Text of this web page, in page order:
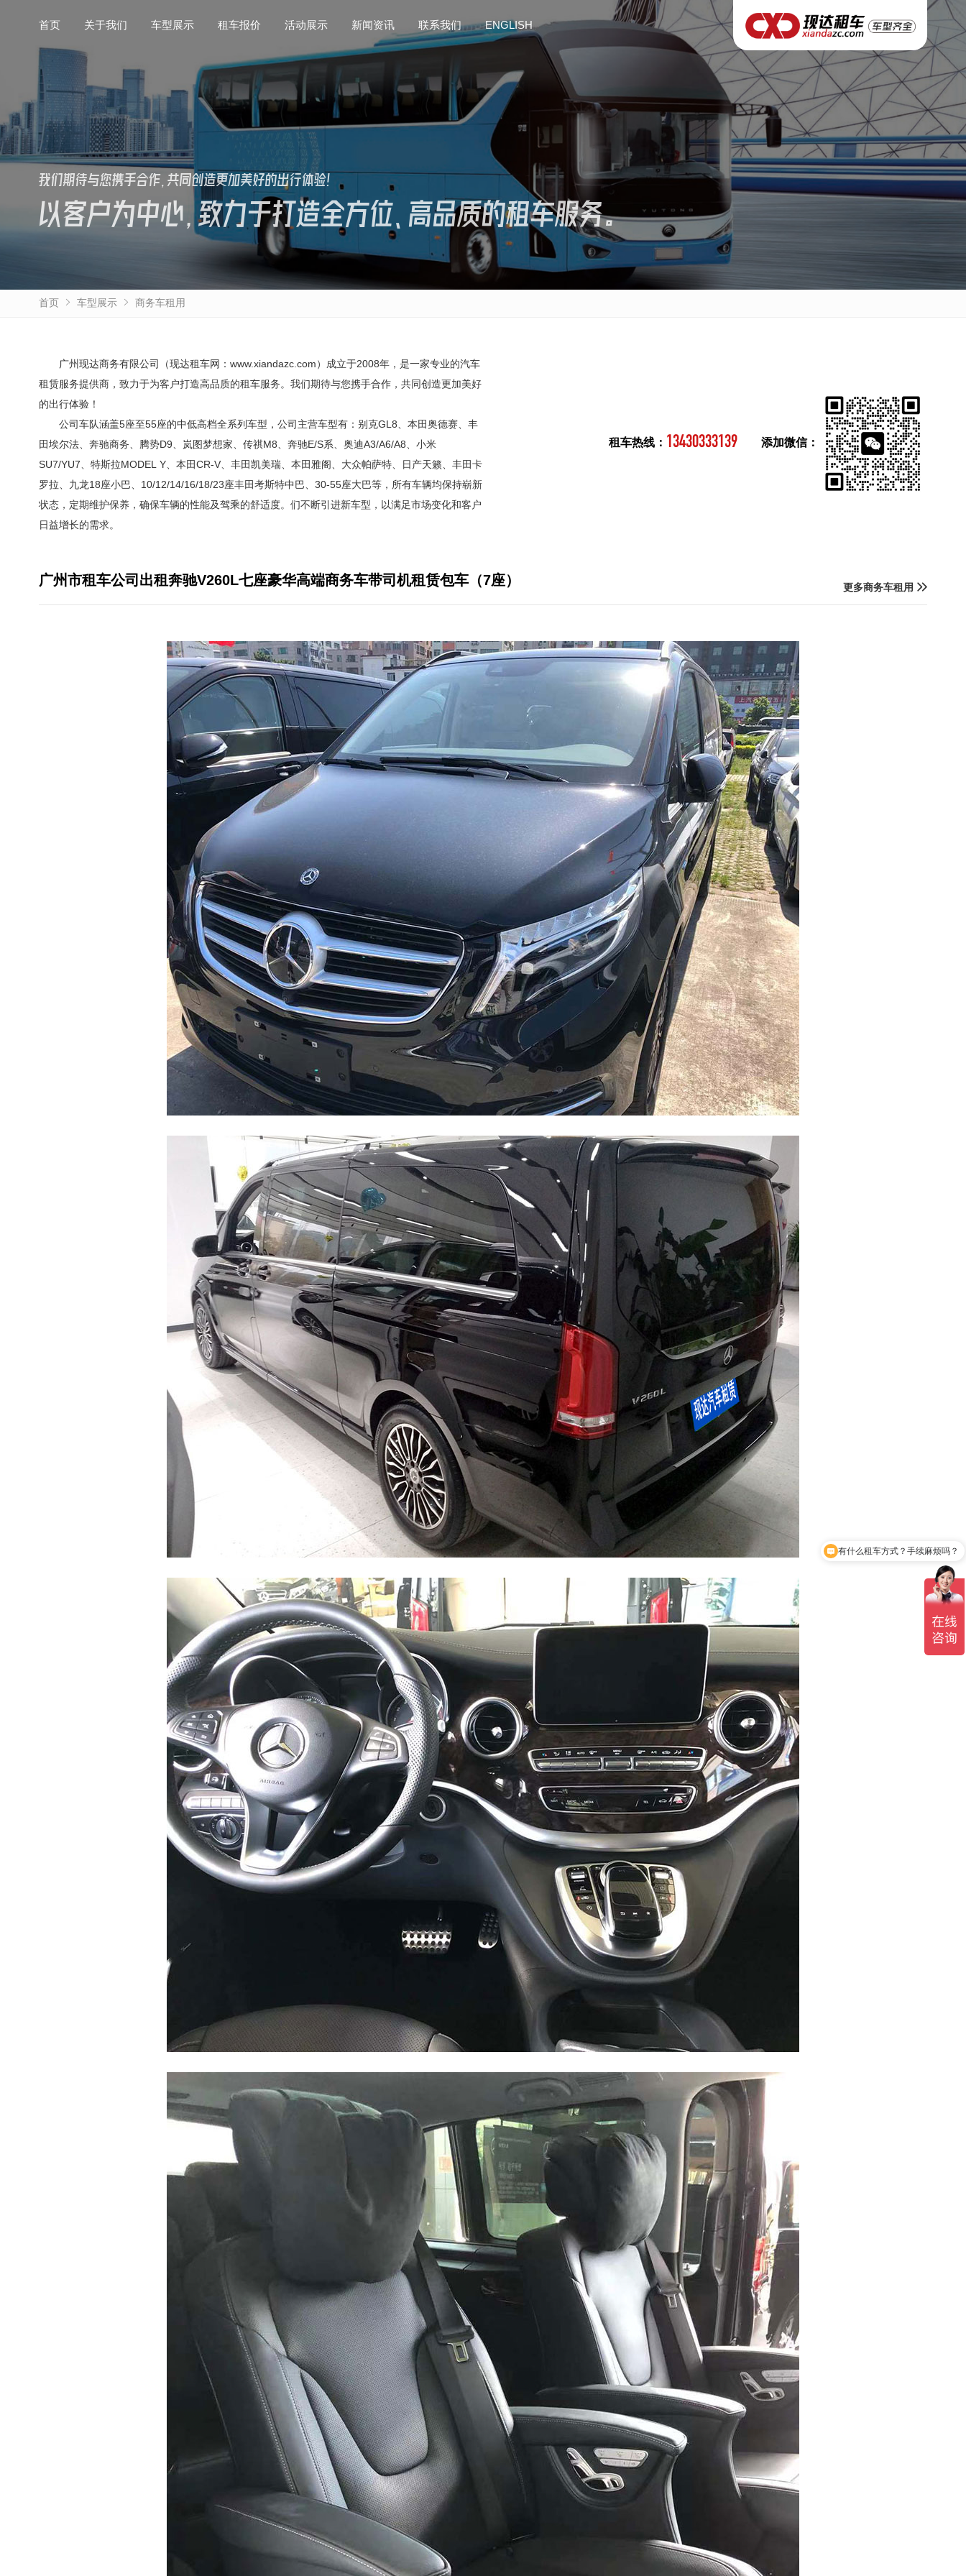
首页 关于我们 车型展示 租车报价 活动展示 新闻资讯 联系我们 ENGLISH
我们期待与您携手合作，共同创造更加美好的出行体验！
以客户为中心，致力于打造全方位、高品质的租车服务。
首页 关于我们 车型展示 租车报价 活动展示 新闻资讯 联系我们 ENGLISH
首页 车型展示 商务车租用
广州现达商务有限公司（现达租车网：www.xiandazc.com）成立于2008年，是一家专业的汽车
租赁服务提供商，致力于为客户打造高品质的租车服务。我们期待与您携手合作，共同创造更加美好
的出行体验！
公司车队涵盖5座至55座的中低高档全系列车型，公司主营车型有：别克GL8、本田奥德赛、丰
田埃尔法、奔驰商务、腾势D9、岚图梦想家、传祺M8、奔驰E/S系、奥迪A3/A6/A8、小米
SU7/YU7、特斯拉MODEL Y、本田CR-V、丰田凯美瑞、本田雅阁、大众帕萨特、日产天籁、丰田卡
罗拉、九龙18座小巴、10/12/14/16/18/23座丰田考斯特中巴、30-55座大巴等，所有车辆均保持崭新
状态，定期维护保养，确保车辆的性能及驾乘的舒适度。们不断引进新车型，以满足市场变化和客户
日益增长的需求。
租车热线： 13430333139 添加微信：
更多商务车租用
广州市租车公司出租奔驰V260L七座豪华高端商务车带司机租赁包车（7座）
可以留下您的电话，我们马上回复。